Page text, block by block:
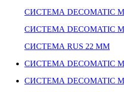
СИСТЕМА DECOMATIC
СИСТЕМА DECOMATIC
СИСТЕМА RUS 22 ММ
СИСТЕМА DECOMATIC
СИСТЕМА DECOMATIC